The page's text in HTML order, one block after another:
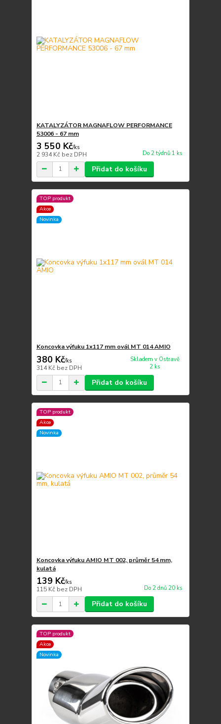
KATALYZÁTOR MAGNAFLOW PERFORMANCE
53006 - 67 mm
3 550 Kč/ks
2 934 Kč bez DPH Do 2 týdnů 1 ks
Přidat do košíku
TOP produkt
Akce
Novinka
Koncovka výfuku 1x117 mm ovál MT 014 AMIO
380 Kč/ks
314 Kč bez DPH
Skladem v Ostravě
2 ks
Přidat do košíku
TOP produkt
Akce
Novinka
Koncovka výfuku AMIO MT 002, průměr 54 mm,
kulatá
139 Kč/ks
115 Kč bez DPH Do 2 dnů 20 ks
Přidat do košíku
TOP produkt
Akce
Novinka